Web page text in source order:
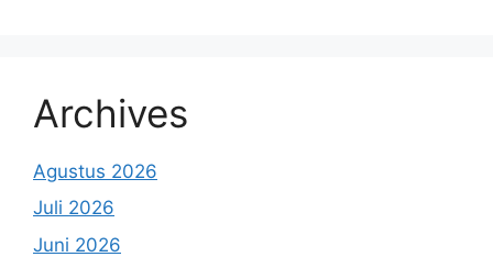
Archives
Agustus 2026
Juli 2026
Juni 2026